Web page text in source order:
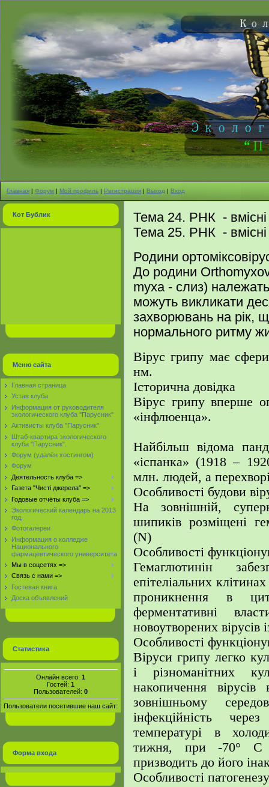
Главная | Форум | Мой профиль | Регистрация | Выход | Вход
Кот Бублик
Меню сайта
Главная страница
Устав клуба
Информация от руководителя
экологического клуба "Парусник"
Активисты клуба "Парусник"
Штаб-квартира экологического
клуба "Парусник".
Форум (удалён хостингом)
Форум
Деятельность клуба =>
Газета "Чисті джерела" =>
Годовые отчёты клуба =>
Экологический календарь на 2013
год.
Фотогалереи
Информация о колледже
Национального
фармацевтического университета
Мы в соцсетях =>
Связь с нами =>
Гостевая книга
Доска объявлений
Статистика
Онлайн всего: 1
Гостей: 1
Пользователей: 0
Пользователи посетившие наш сайт:
Форма входа
Тема 24. РНК - вмісні
Тема 25. РНК - вмісні
Родини
До родини
myxa - слиз)
можуть викликати
захворювань на рік,
нормального ритму
Вірус грипу має
нм.
Історична довідка
Вірус грипу вперше
«інфлюенца».
Найбільш відома
«іспанка» (1918 –
млн. людей, а
Особливості будови
На зовнішній,
шипиків розміщені
(N)
Особливості
Гемаглютинін
епітеліальних
проникнення в
ферментативні
новоутворених вірусів
Особливості
Віруси грипу легко
і різноманітних
накопичення
зовнішньому
інфекційність
температурі в
тижня, при -70° С
призводить до його
Особливості